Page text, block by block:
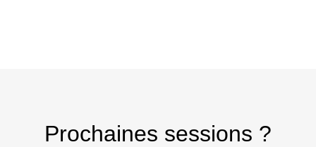
Prochaines sessions ?